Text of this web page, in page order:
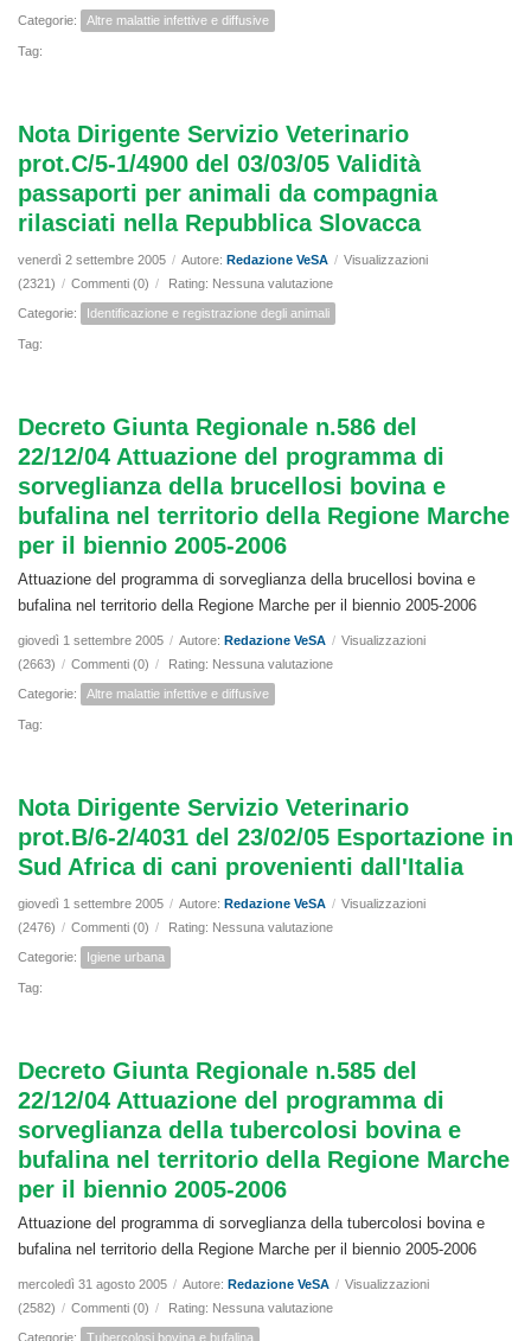
Categorie: Altre malattie infettive e diffusive
Tag:
Nota Dirigente Servizio Veterinario
prot.C/5-1/4900 del 03/03/05 Validità
passaporti per animali da compagnia
rilasciati nella Repubblica Slovacca
venerdì 2 settembre 2005 / Autore: Redazione VeSA / Visualizzazioni
(2321) / Commenti (0) / Rating: Nessuna valutazione
Categorie: Identificazione e registrazione degli animali
Tag:
Decreto Giunta Regionale n.586 del
22/12/04 Attuazione del programma di
sorveglianza della brucellosi bovina e
bufalina nel territorio della Regione Marche
per il biennio 2005-2006
Attuazione del programma di sorveglianza della brucellosi bovina e
bufalina nel territorio della Regione Marche per il biennio 2005-2006
giovedì 1 settembre 2005 / Autore: Redazione VeSA / Visualizzazioni
(2663) / Commenti (0) / Rating: Nessuna valutazione
Categorie: Altre malattie infettive e diffusive
Tag:
Nota Dirigente Servizio Veterinario
prot.B/6-2/4031 del 23/02/05 Esportazione in
Sud Africa di cani provenienti dall'Italia
giovedì 1 settembre 2005 / Autore: Redazione VeSA / Visualizzazioni
(2476) / Commenti (0) / Rating: Nessuna valutazione
Categorie: Igiene urbana
Tag:
Decreto Giunta Regionale n.585 del
22/12/04 Attuazione del programma di
sorveglianza della tubercolosi bovina e
bufalina nel territorio della Regione Marche
per il biennio 2005-2006
Attuazione del programma di sorveglianza della tubercolosi bovina e
bufalina nel territorio della Regione Marche per il biennio 2005-2006
mercoledì 31 agosto 2005 / Autore: Redazione VeSA / Visualizzazioni
(2582) / Commenti (0) / Rating: Nessuna valutazione
Categorie: Tubercolosi bovina e bufalina